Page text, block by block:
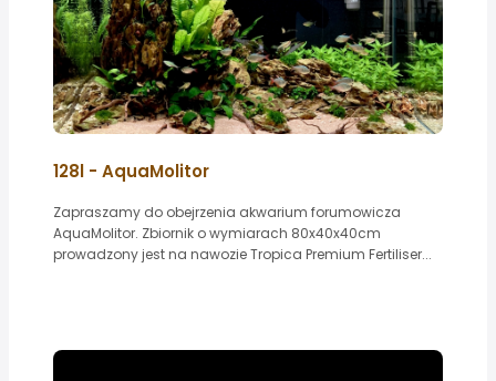
128l - AquaMolitor
Zapraszamy do obejrzenia akwarium forumowicza
AquaMolitor. Zbiornik o wymiarach 80x40x40cm
prowadzony jest na nawozie Tropica Premium Fertiliser...